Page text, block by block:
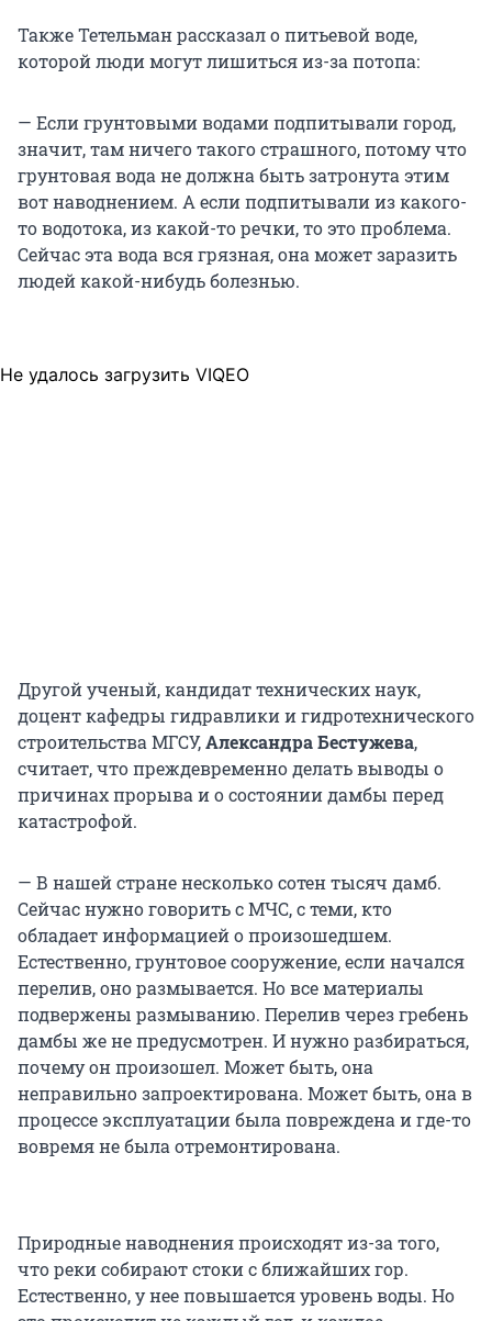
Также Тетельман рассказал о питьевой воде,
которой люди могут лишиться из-за потопа:
— Если грунтовыми водами подпитывали город,
значит, там ничего такого страшного, потому что
грунтовая вода не должна быть затронута этим
вот наводнением. А если подпитывали из какого-
то водотока, из какой-то речки, то это проблема.
Сейчас эта вода вся грязная, она может заразить
людей какой-нибудь болезнью.
Не удалось загрузить VIQEO
Другой ученый, кандидат технических наук,
доцент кафедры гидравлики и гидротехнического
строительства МГСУ,Александра Бестужева,
считает, что преждевременно делать выводы о
причинах прорыва и о состоянии дамбы перед
катастрофой.
— В нашей стране несколько сотен тысяч дамб.
Сейчас нужно говорить с МЧС, с теми, кто
обладает информацией о произошедшем.
Естественно, грунтовое сооружение, если начался
перелив, оно размывается. Но все материалы
подвержены размыванию. Перелив через гребень
дамбы же не предусмотрен. И нужно разбираться,
почему он произошел. Может быть, она
неправильно запроектирована. Может быть, она в
процессе эксплуатации была повреждена и где-то
вовремя не была отремонтирована.
Природные наводнения происходят из-за того,
что реки собирают стоки с ближайших гор.
Естественно, у нее повышается уровень воды. Но